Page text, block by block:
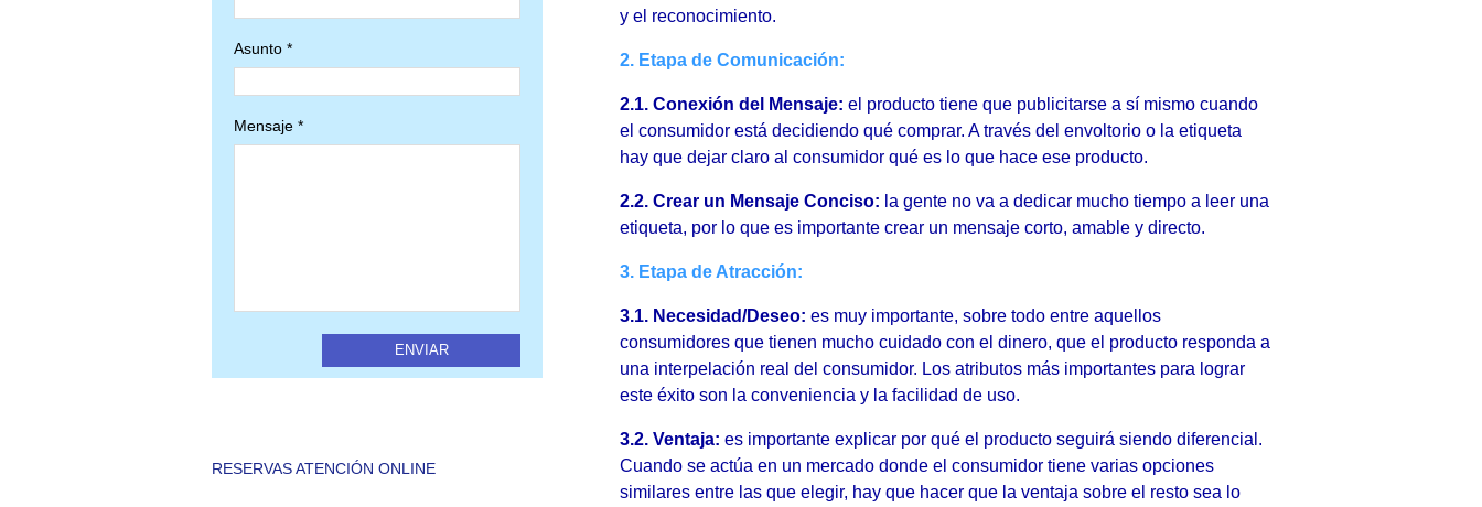
Asunto *
Mensaje *
RESERVAS ATENCIÓN ONLINE
y el reconocimiento.
2. Etapa de Comunicación:
2.1. Conexión del Mensaje: el producto tiene que publicitarse a sí mismo cuando
el consumidor está decidiendo qué comprar. A través del envoltorio o la etiqueta
hay que dejar claro al consumidor qué es lo que hace ese producto.
2.2. Crear un Mensaje Conciso: la gente no va a dedicar mucho tiempo a leer una
etiqueta, por lo que es importante crear un mensaje corto, amable y directo.
3. Etapa de Atracción:
3.1. Necesidad/Deseo: es muy importante, sobre todo entre aquellos
consumidores que tienen mucho cuidado con el dinero, que el producto responda a
una interpelación real del consumidor. Los atributos más importantes para lograr
este éxito son la conveniencia y la facilidad de uso.
3.2. Ventaja: es importante explicar por qué el producto seguirá siendo diferencial.
Cuando se actúa en un mercado donde el consumidor tiene varias opciones
similares entre las que elegir, hay que hacer que la ventaja sobre el resto sea lo